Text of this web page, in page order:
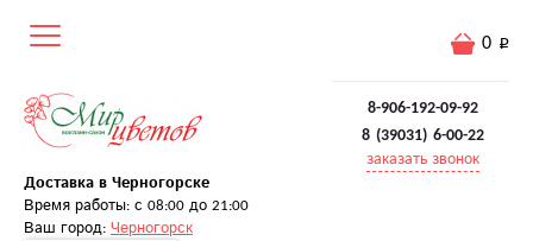
8-906-192-09-92
8 (39031) 6-00-22
заказать звонок
Доставка в Черногорске
Время работы: с 08:00 до 21:00
Ваш город: Черногорск
0